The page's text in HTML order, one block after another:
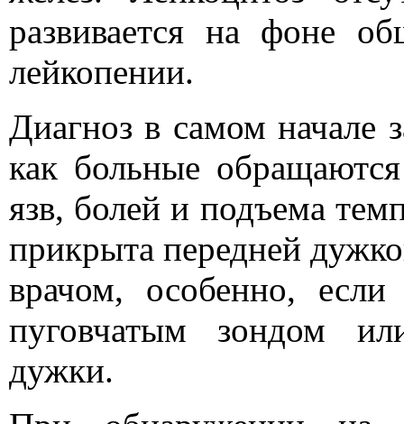
развивается на фоне
лейкопении.
Диагноз в самом начале
как больные
язв, болей и подъема
прикрыта передней
врачом, особенно, если
пуговчатым зондом
дужки.